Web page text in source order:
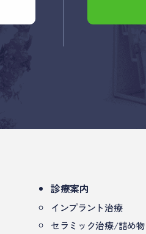
診療案内
インプラント治療
セラミック治療/詰め